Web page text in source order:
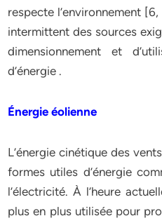
respecte l’environnement
intermittent des sources
dimensionnement et
d’énergie .
Énergie éolienne
L’énergie cinétique des
formes utiles d’énergie
l’électricité. À l’heure
plus en plus utilisée pour